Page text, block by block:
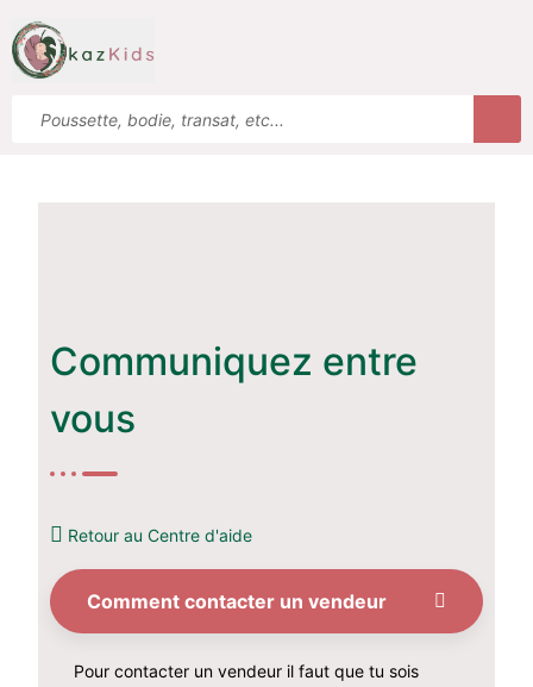
Communiquez entre
vous
Retour au Centre d'aide
Comment contacter un vendeur
Pour contacter un vendeur il faut que tu sois